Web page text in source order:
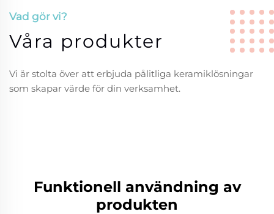
Vad gör vi?
Våra produkter
Vi är stolta över att erbjuda pålitliga keramiklösningar
som skapar värde för din verksamhet.
Funktionell användning av
produkten